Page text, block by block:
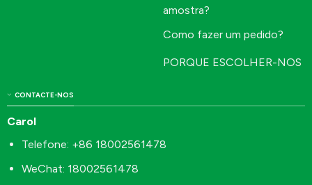
amostra?
Como fazer um pedido?
PORQUE ESCOLHER-NOS
CONTACTE-NOS
Carol
Telefone: +86 18002561478
WeChat: 18002561478